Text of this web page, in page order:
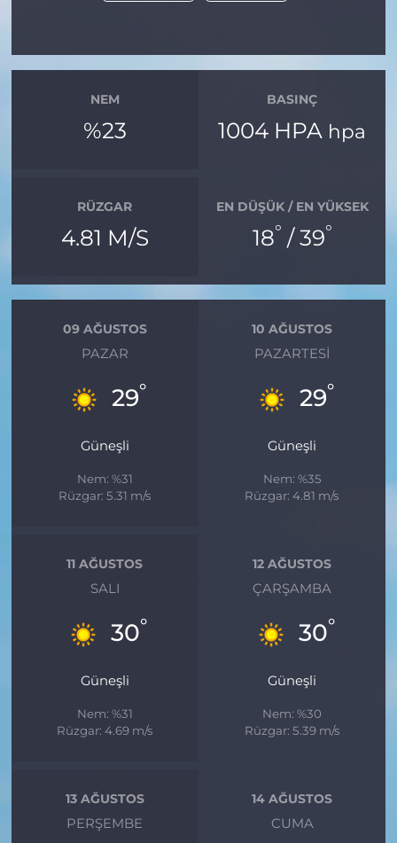
NEM
%23
BASINÇ
1004 HPA hpa
RÜZGAR
4.81 M/S
EN DÜŞÜK / EN YÜKSEK
18° / 39°
09 AĞUSTOS
PAZAR
29°
Güneşli
Nem: %31
Rüzgar: 5.31 m/s
10 AĞUSTOS
PAZARTESI
29°
Güneşli
Nem: %35
Rüzgar: 4.81 m/s
11 AĞUSTOS
SALI
30°
Güneşli
Nem: %31
Rüzgar: 4.69 m/s
12 AĞUSTOS
ÇARŞAMBA
30°
Güneşli
Nem: %30
Rüzgar: 5.39 m/s
13 AĞUSTOS
PERŞEMBE
14 AĞUSTOS
CUMA